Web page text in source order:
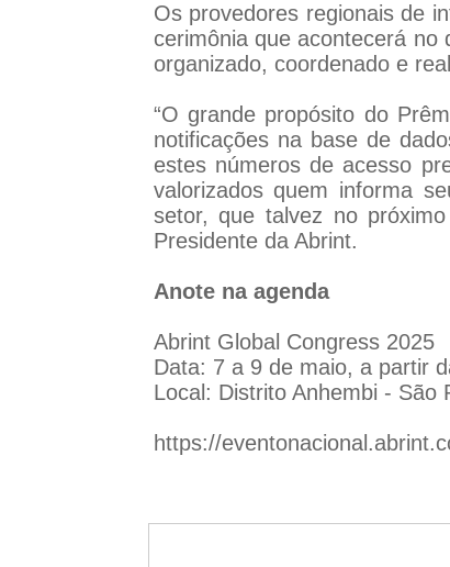
Os provedores regionais de
cerimônia que acontecerá
organizado, coordenado e
“O grande propósito do
notificações na base de
estes números de acesso
valorizados quem informa
setor, que talvez no
Presidente da Abrint.
Anote na agenda
Abrint Global Congress 2025
Data: 7 a 9 de maio, a partir
Local: Distrito Anhembi - São
https://